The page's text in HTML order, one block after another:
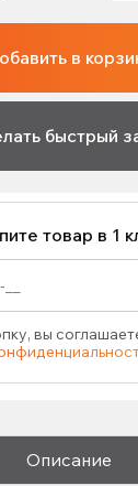
в
быстрый
товар в 1
вы
Описание